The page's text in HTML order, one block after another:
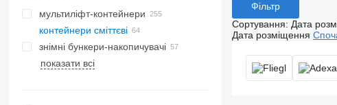
мультиліфт-контейнери
контейнери сміттєві
знімні бункери-накопичувачі
показати всі
Фільтр
Сортування: Дата
Дата розміщення